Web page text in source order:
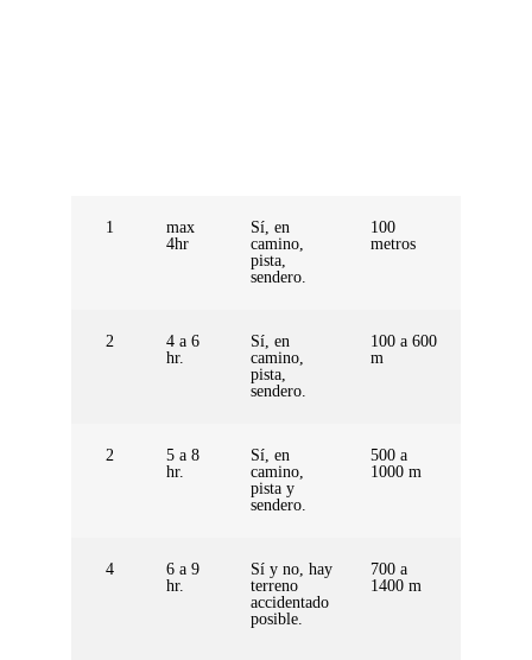
1
max
4hr
Sí, en
camino,
pista,
sendero.
100
metros
2
4 a 6
hr.
Sí, en
camino,
pista,
sendero.
100 a 600
m
2
5 a 8
hr.
Sí, en
camino,
pista y
sendero.
500 a
1000 m
4
6 a 9
hr.
Sí y no, hay
terreno
accidentado
posible.
700 a
1400 m